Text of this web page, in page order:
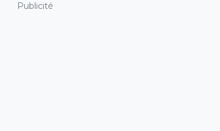
Publicité